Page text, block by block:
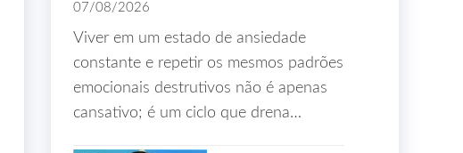
07/08/2026
Viver em um estado de ansiedade
constante e repetir os mesmos padrões
emocionais destrutivos não é apenas
cansativo; é um ciclo que drena…